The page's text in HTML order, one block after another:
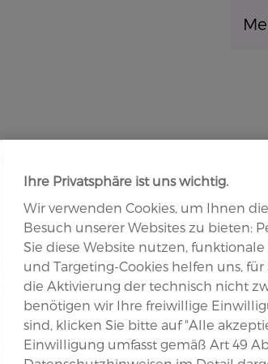
Ihre Privatsphäre ist uns wichtig.
Wir verwenden Cookies, um Ihnen
Besuch unserer Websites zu bieten:
Sie diese Website nutzen,
und Targeting-Cookies helfen uns,
die Aktivierung der technisch nicht
benötigen wir Ihre freiwillige
sind, klicken Sie bitte auf "Alle
Einwilligung umfasst gemäß Art 49